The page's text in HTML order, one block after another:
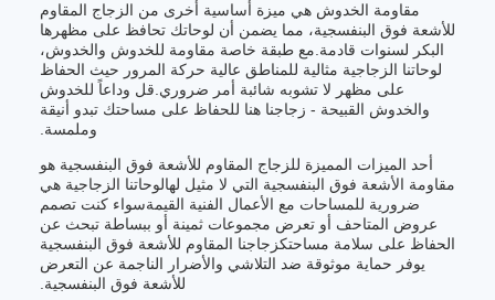
مقاومة الخدوش هي ميزة أساسية أخرى من الزجاج المقاوم
للأشعة فوق البنفسجية، مما يضمن أن لوحاتك تحافظ على مظهرها
البكر لسنوات قادمة.مع طبقة خاصة مقاومة للخدوش والخدوش،
لوحاتنا الزجاجية مثالية للمناطق عالية حركة المرور حيث الحفاظ
على مظهر لا تشوبه شائبة أمر ضروري.قل وداعاً للخدوش
والخدوش القبيحة - زجاجنا هنا للحفاظ على مساحتك تبدو أنيقة
وملمسة.
أحد الميزات المميزة للزجاج المقاوم للأشعة فوق البنفسجية هو
مقاومة الأشعة فوق البنفسجية التي لا مثيل لهالوحاتنا الزجاجية هي
ضرورية للمساحات مع الأعمال الفنية القيمةسواء كنت تصمم
عروض المتاحف أو تعرض مجموعات ثمينة أو ببساطة تبحث عن
الحفاظ على سلامة مساحتكزجاجنا المقاوم للأشعة فوق البنفسجية
يوفر حماية موثوقة ضد التلاشي والأضرار الناجمة عن التعرض
للأشعة فوق البنفسجية.